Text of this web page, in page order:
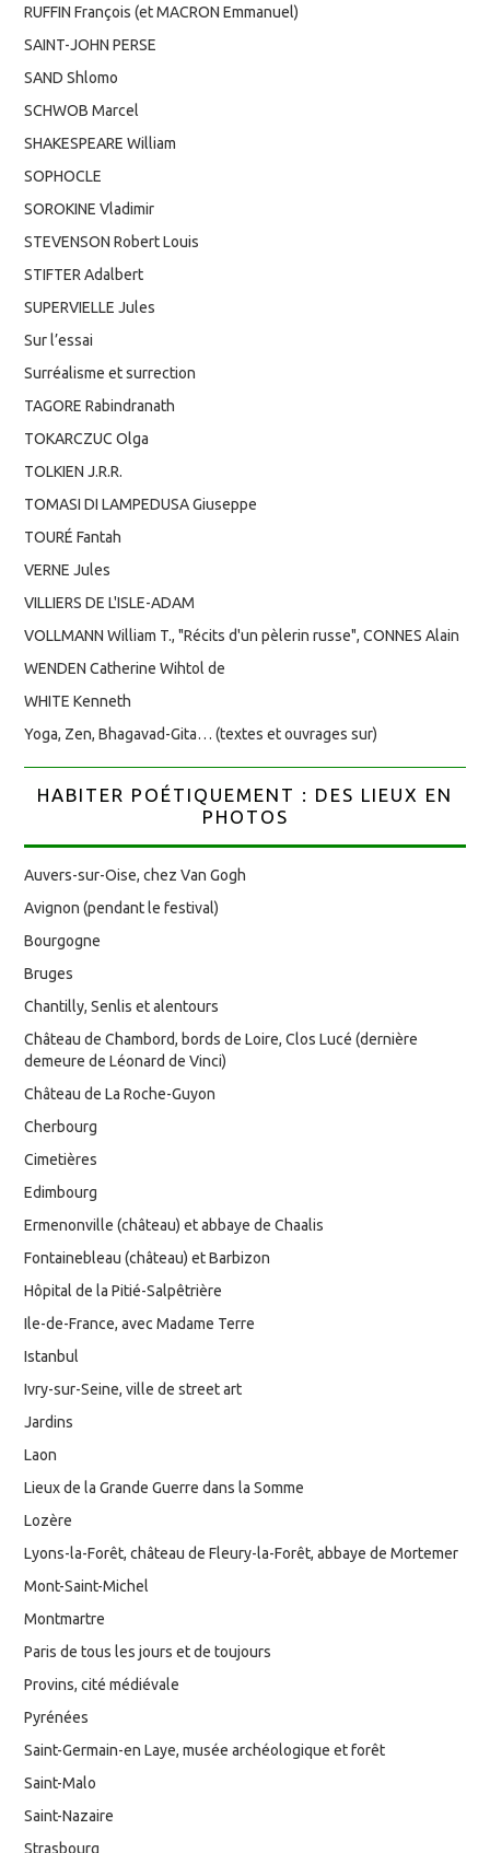
RUFFIN François (et MACRON Emmanuel)
SAINT-JOHN PERSE
SAND Shlomo
SCHWOB Marcel
SHAKESPEARE William
SOPHOCLE
SOROKINE Vladimir
STEVENSON Robert Louis
STIFTER Adalbert
SUPERVIELLE Jules
Sur l’essai
Surréalisme et surrection
TAGORE Rabindranath
TOKARCZUC Olga
TOLKIEN J.R.R.
TOMASI DI LAMPEDUSA Giuseppe
TOURÉ Fantah
VERNE Jules
VILLIERS DE L'ISLE-ADAM
VOLLMANN William T., "Récits d'un pèlerin russe", CONNES Alain
WENDEN Catherine Wihtol de
WHITE Kenneth
Yoga, Zen, Bhagavad-Gita… (textes et ouvrages sur)
HABITER POÉTIQUEMENT : DES LIEUX EN
PHOTOS
Auvers-sur-Oise, chez Van Gogh
Avignon (pendant le festival)
Bourgogne
Bruges
Chantilly, Senlis et alentours
Château de Chambord, bords de Loire, Clos Lucé (dernière
demeure de Léonard de Vinci)
Château de La Roche-Guyon
Cherbourg
Cimetières
Edimbourg
Ermenonville (château) et abbaye de Chaalis
Fontainebleau (château) et Barbizon
Hôpital de la Pitié-Salpêtrière
Ile-de-France, avec Madame Terre
Istanbul
Ivry-sur-Seine, ville de street art
Jardins
Laon
Lieux de la Grande Guerre dans la Somme
Lozère
Lyons-la-Forêt, château de Fleury-la-Forêt, abbaye de Mortemer
Mont-Saint-Michel
Montmartre
Paris de tous les jours et de toujours
Provins, cité médiévale
Pyrénées
Saint-Germain-en Laye, musée archéologique et forêt
Saint-Malo
Saint-Nazaire
Strasbourg